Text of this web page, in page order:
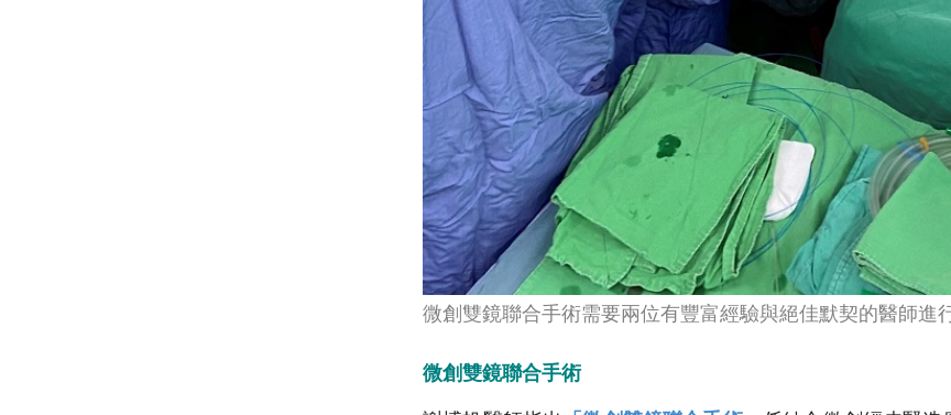
微創雙鏡聯合手術需要兩位有豐富經驗與絕佳默契的醫師進
微創雙鏡聯合手術